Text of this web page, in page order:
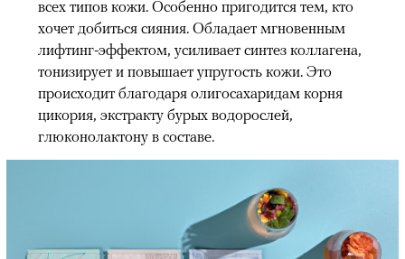
всех типов кожи. Особенно пригодится тем, кто
хочет добиться сияния. Обладает мгновенным
лифтинг-эффектом, усиливает синтез коллагена,
тонизирует и повышает упругость кожи. Это
происходит благодаря олигосахаридам корня
цикория, экстракту бурых водорослей,
глюконолактону в составе.